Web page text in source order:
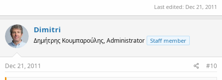
Last edited: Dec 21, 2011
Dimitri
Δημήτρης Κουμπαρούλης, Administrator Staff member
Dec 21, 2011 #10